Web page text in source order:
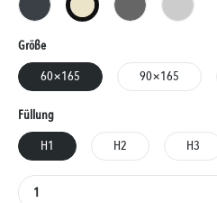
Anthrazit Creme Grau
Silber
GrößeAuswählen
60×165
90×165
FüllungAuswählen
H1
H2 H3
Produkt Anzahl: Gib den